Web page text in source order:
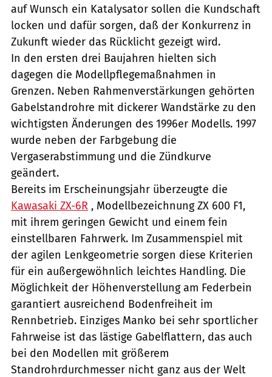
auf Wunsch ein Katalysator sollen die Kundschaft
locken und dafür sorgen, daß der Konkurrenz in
Zukunft wieder das Rücklicht gezeigt wird.
In den ersten drei Baujahren hielten sich
dagegen die Modellpflegemaßnahmen in
Grenzen. Neben Rahmenverstärkungen gehörten
Gabelstandrohre mit dickerer Wandstärke zu den
wichtigsten Änderungen des 1996er Modells. 1997
wurde neben der Farbgebung die
Vergaserabstimmung und die Zündkurve
geändert.
Bereits im Erscheinungsjahr überzeugte die
Kawasaki ZX-6R , Modellbezeichnung ZX 600 F1,
mit ihrem geringen Gewicht und einem fein
einstellbaren Fahrwerk. Im Zusammenspiel mit
der agilen Lenkgeometrie sorgen diese Kriterien
für ein außergewöhnlich leichtes Handling. Die
Möglichkeit der Höhenverstellung am Federbein
garantiert ausreichend Bodenfreiheit im
Rennbetrieb. Einziges Manko bei sehr sportlicher
Fahrweise ist das lästige Gabelflattern, das auch
bei den Modellen mit größerem
Standrohrdurchmesser nicht ganz aus der Welt